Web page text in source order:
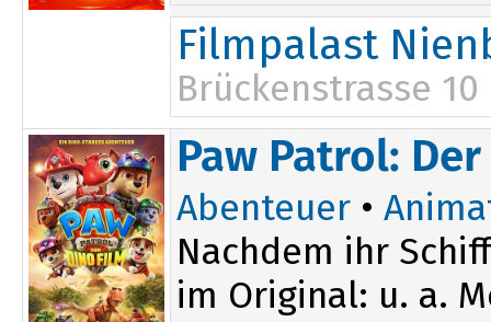
Filmpalast
Brückenstrasse 10
16:15
Paw Patrol:
Abenteuer •
Nachdem ihr
im Original: u. a.